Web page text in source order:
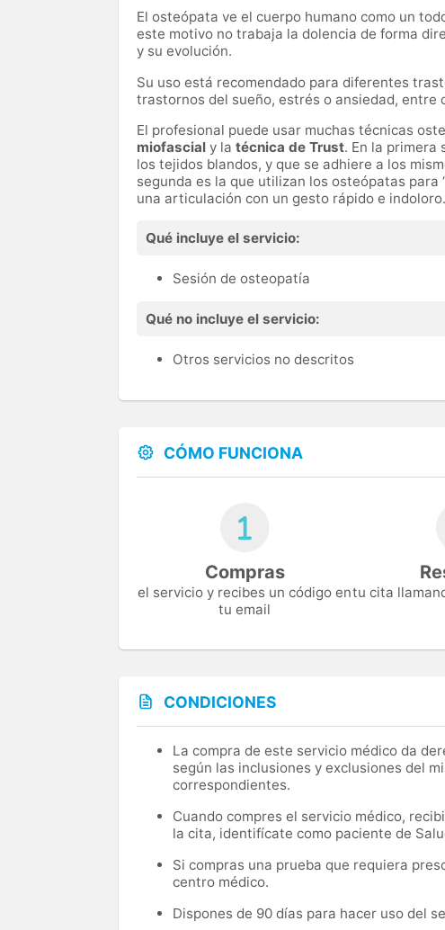
El osteópata ve el cuerpo humano como un
este motivo no trabaja la dolencia de forma
y su evolución.
Su uso está recomendado para diferentes
trastornos del sueño, estrés o ansiedad, entre
El profesional puede usar muchas técnicas
miofascial y la técnica de Trust. En la primera
los tejidos blandos, y que se adhiere a los
segunda es la que utilizan los osteópatas para
una articulación con un gesto rápido e indoloro.
Qué incluye el servicio:
Sesión de osteopatía
Qué no incluye el servicio:
Otros servicios no descritos
CÓMO FUNCIONA
Compras
el servicio y recibes un código en
tu email
tu cita
CONDICIONES
La compra de este servicio médico da
según las inclusiones y exclusiones del
correspondientes.
Cuando compres el servicio médico,
la cita, identifícate como paciente de
Si compras una prueba que requiera
centro médico.
Dispones de 90 días para hacer uso del